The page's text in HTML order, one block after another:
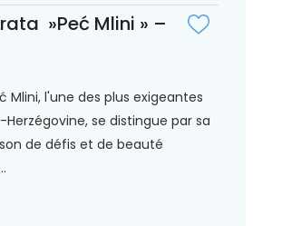
»Peć Mlini » –
Mlini, l'une des plus exigeantes
Herzégovine, se distingue par sa
de défis et de beauté